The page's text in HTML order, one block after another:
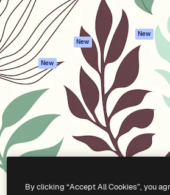
Texto para voz
Conteúdo de stock
MCP para
Claude/ChatGPT
New
Agentes New
API
App móvel
Todas as
ferramentas
Política de
privacidade
Originais
New
Política de
Central de
confiabilidade
Afiliados
Empresas
Todos os direitos reservados.
By clicking “Accept All Cookies”, you